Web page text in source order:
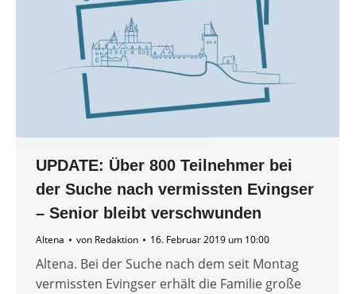
UPDATE: Über 800 Teilnehmer bei
der Suche nach vermissten Evingser
– Senior bleibt verschwunden
Altena von Redaktion 16. Februar 2019 um 10:00
Altena. Bei der Suche nach dem seit Montag
vermissten Evingser erhält die Familie große